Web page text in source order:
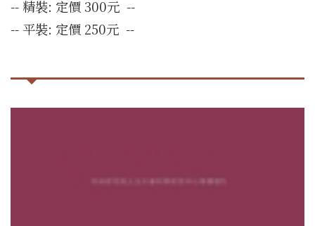
-- 精裝: 定價 300元 --
-- 平裝: 定價 250元 --